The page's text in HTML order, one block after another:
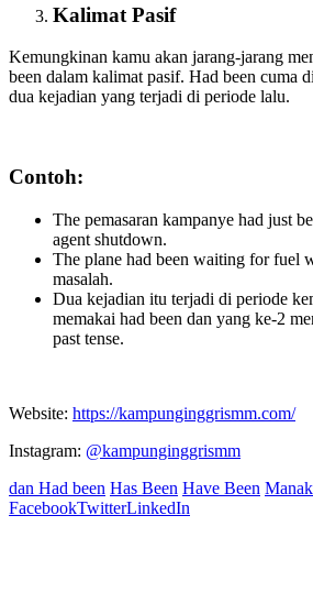
Kalimat Pasif
Kemungkinan kamu akan jarang-jarang
been dalam kalimat pasif. Had been cuma
dua kejadian yang terjadi di periode lalu.
Contoh:
The pemasaran kampanye had just
agent shutdown.
The plane had been waiting for fuel
masalah.
Dua kejadian itu terjadi di periode
memakai had been dan yang ke-2
past tense.
Website: https://kampunginggrismm.com/
Instagram: @kampunginggrismm
dan Had been Has Been Have Been
FacebookTwitterLinkedIn